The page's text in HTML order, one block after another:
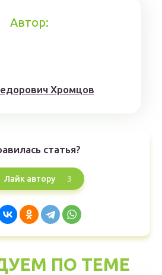
Автор:
Хромцов
статья?
Лайк автору 3
ПО ТЕМЕ